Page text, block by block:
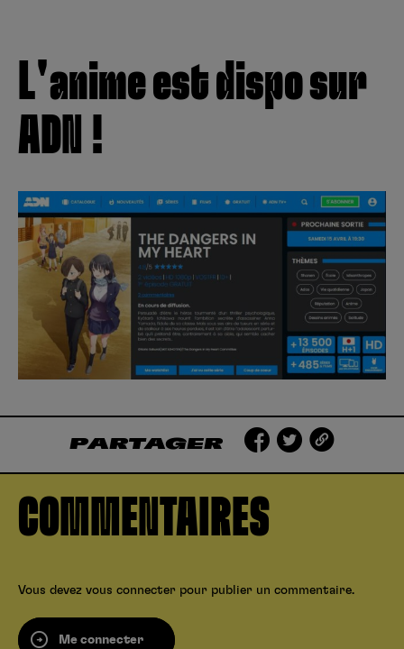
L'anime est dispo sur
ADN !
PARTAGER
COMMENTAIRES
Vous devez vous connecter pour publier un commentaire.
Me connecter